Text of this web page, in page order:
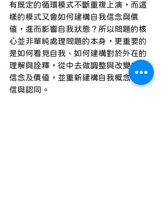
有既定的循環模式不斷重複上演，而這
樣的模式又會如何建構自我信念與價
值，進而影響自我狀態？所以問題的核
心並非單純處理問題的本身，更重要的
是如何看見自我、如何建構對於外在的
理解與詮釋，從中去做調整與改變自我
信念及價值，並重新建構自我概念、自
信與認同。